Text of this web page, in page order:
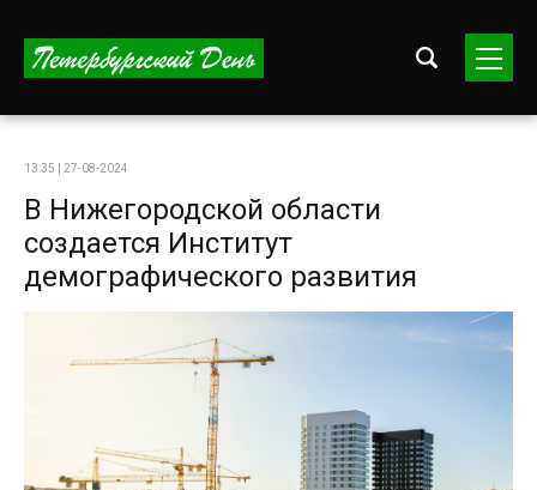
13:35 | 27-08-2024
В Нижегородской области
создается Институт
демографического развития